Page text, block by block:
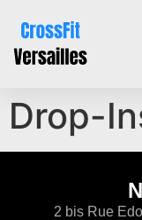
Drop-
2 bis Rue